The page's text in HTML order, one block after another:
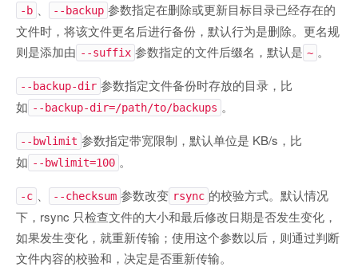
-b --backup 参数指定在删除或更新目标目录已经存在的
文件时，将该文件更名后进行备份，默认行为是删除。更名规
则是添加由 --suffix 参数指定的文件后缀名，默认是 ~ 。
--backup-dir 参数指定文件备份时存放的目录，比
如 --backup-dir=/path/to/backups 。
--bwlimit 参数指定带宽限制，默认单位是 KB/s，比
如 --bwlimit=100 。
-c --checksum 参数改变 rsync 的校验方式。默认情况
下，rsync 只检查文件的大小和最后修改日期是否发生变化，
如果发生变化，就重新传输；使用这个参数以后，则通过判断
文件内容的校验和，决定是否重新传输。